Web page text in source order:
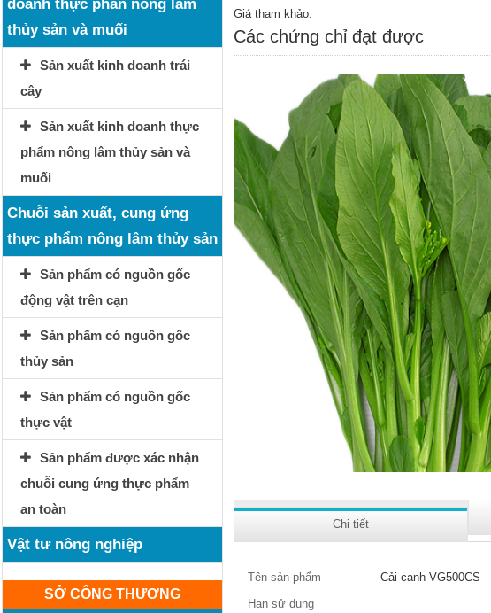
doanh thực phẩn nông lâm
thủy sản và muối
Sản xuất kinh doanh trái
cây
Sản xuất kinh doanh thực
phẩm nông lâm thủy sản và
muối
Chuỗi sản xuất, cung ứng
thực phẩm nông lâm thủy sản
Sản phẩm có nguồn gốc
động vật trên cạn
Sản phẩm có nguồn gốc
thủy sản
Sản phẩm có nguồn gốc
thực vật
Sản phẩm được xác nhận
chuỗi cung ứng thực phẩm
an toàn
Vật tư nông nghiệp
SỞ CÔNG THƯƠNG
Giá tham khảo:
Các chứng chỉ đạt được
Chi tiết
Tên sản phẩm
Cải canh VG500CS
Hạn sử dụng